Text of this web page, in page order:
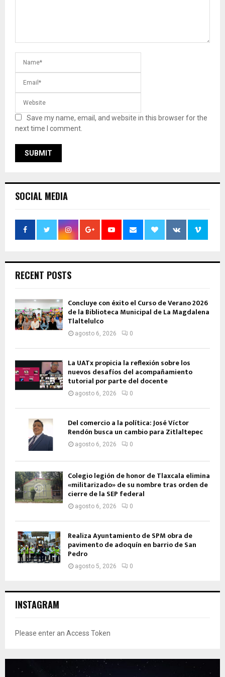
Save my name, email, and website in this browser for the
next time I comment.
SOCIAL MEDIA
RECENT POSTS
Concluye con éxito el Curso de Verano 2026
de la Biblioteca Municipal de La Magdalena
Tlaltelulco
agosto 6, 2026 0
La UATx propicia la reflexión sobre los
nuevos desafíos del acompañamiento
tutorial por parte del docente
agosto 6, 2026 0
Del comercio a la política: José Víctor
Rendón busca un cambio para Zitlaltepec
agosto 6, 2026 0
Colegio legión de honor de Tlaxcala elimina
«militarizado» de su nombre tras orden de
cierre de la SEP federal
agosto 6, 2026 0
Realiza Ayuntamiento de SPM obra de
pavimento de adoquín en barrio de San
Pedro
agosto 5, 2026 0
INSTAGRAM
Please enter an Access Token